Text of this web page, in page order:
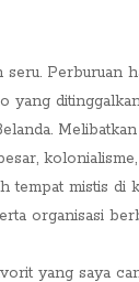
seru. Perburuan
yang
tempat mistis di
organisasi
yang saya